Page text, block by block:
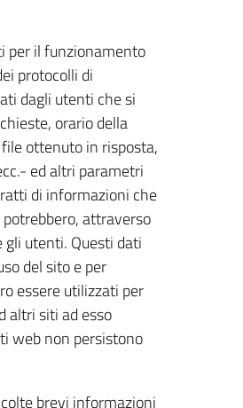
il funzionamento
protocolli di
dagli utenti che si
orario della
ottenuto in risposta,
ed altri parametri
di informazioni che
attraverso
utenti. Questi dati
del sito e per
essere utilizzati per
altri siti ad esso
web non persistono
brevi informazioni